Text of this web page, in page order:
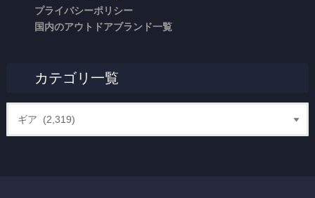
プライバシーポリシー
国内のアウトドアブランド一覧
カテゴリ一覧